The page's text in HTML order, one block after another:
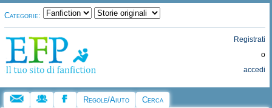
Categorie:
Registrati
o
accedi
Regole/Aiuto Cerca